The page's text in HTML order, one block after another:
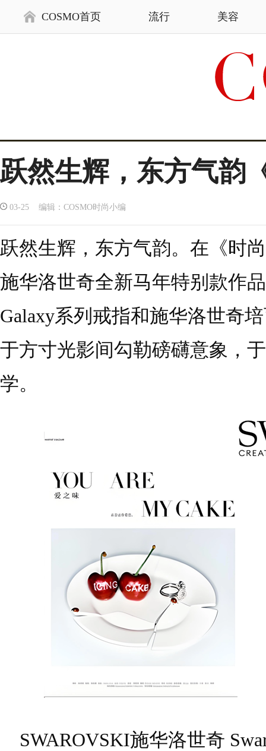
COSMO首页 流行 美容
跃然生辉，东方气韵
03-25 编辑：COSMO时尚小编
跃然生辉，东方气韵。在《时
施华洛世奇全新马年特别款作
Galaxy系列戒指和施华洛世奇
于方寸光影间勾勒磅礴意象，
学。
SWAROVSKI施华洛世奇